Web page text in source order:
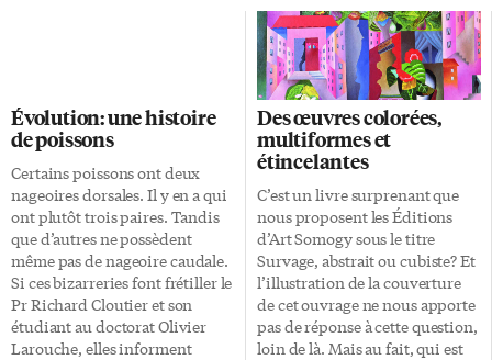
n’était toutefois pas tant les
substances produites par ces
gènes — les méthionines
gamma-lyases, pour les intimes
—, mais la survie à long terme
du «roi des […]
réel besoin pour un test de
détection d’allergènes précis et
rapide, que vous examiniez
minutieusement toutes les
collations de votre enfant ou
que vous meniez des tests
aléatoires sur une chaîne de
production. Les tests de
détection d’allergènes actuels
peuvent prendre des heures,
alors que quelques minutes
peuvent faire la différence.
Brevets Une nouvelle
technologie, développée à
l’Université de […]
Évolution: une histoire
de poissons
Certains poissons ont deux
nageoires dorsales. Il y en a qui
ont plutôt trois paires. Tandis
que d’autres ne possèdent
même pas de nageoire caudale.
Si ces bizarreries font frétiller le
Pr Richard Cloutier et son
étudiant au doctorat Olivier
Larouche, elles informent
Des œuvres colorées,
multiformes et
étincelantes
C’est un livre surprenant que
nous proposent les Éditions
d’Art Somogy sous le titre
Survage, abstrait ou cubiste? Et
l’illustration de la couverture
de cet ouvrage ne nous apporte
pas de réponse à cette question,
loin de là. Mais au fait, qui est